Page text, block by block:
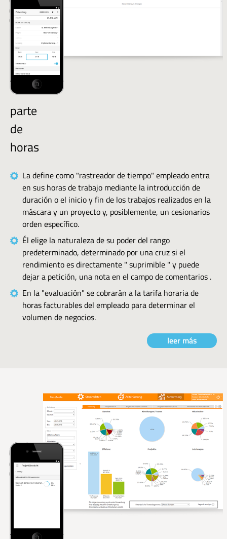
parte
de
horas
La define como "rastreador de tiempo" empleado entra
en sus horas de trabajo mediante la introducción de
duración o el inicio y fin de los trabajos realizados en la
máscara y un proyecto y, posiblemente, un cesionarios
orden específico.
Él elige la naturaleza de su poder del rango
predeterminado, determinado por una cruz si el
rendimiento es directamente " suprimible " y puede
dejar a petición, una nota en el campo de comentarios .
En la "evaluación" se cobrarán a la tarifa horaria de
horas facturables del empleado para determinar el
volumen de negocios.
leer más